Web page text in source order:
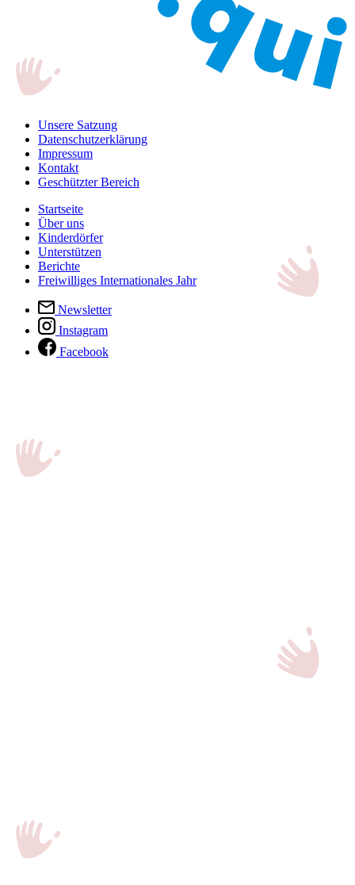
Unsere Satzung
Datenschutzerklärung
Impressum
Kontakt
Geschützter Bereich
Startseite
Über uns
Kinderdörfer
Unterstützen
Berichte
Freiwilliges Internationales Jahr
Newsletter
Instagram
Facebook